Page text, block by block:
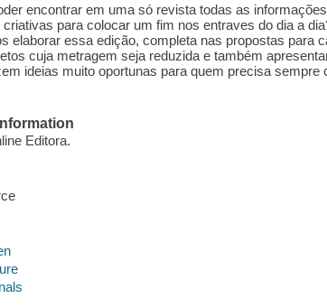
encontrar em uma só revista todas as
para colocar um fim nos entraves do dia a
elaborar essa edição, completa nas propostas para
cuja metragem seja reduzida e também
ideias muito oportunas para quem precisa sempre
Editora.